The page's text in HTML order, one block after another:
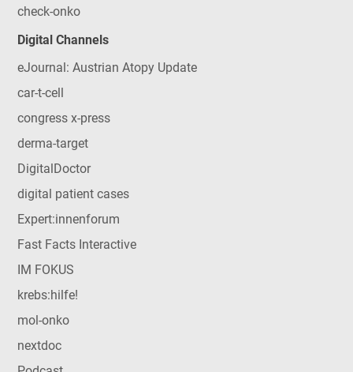
check-onko
Digital Channels
eJournal: Austrian Atopy Update
car-t-cell
congress x-press
derma-target
DigitalDoctor
digital patient cases
Expert:innenforum
Fast Facts Interactive
IM FOKUS
krebs:hilfe!
mol-onko
nextdoc